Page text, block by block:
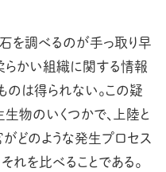
を調べるのが手っ取り早
らかい組織に関する情報
のは得られない。この疑
物のいくつかで、上陸と
どのような発生プロセス
れを比べることである。